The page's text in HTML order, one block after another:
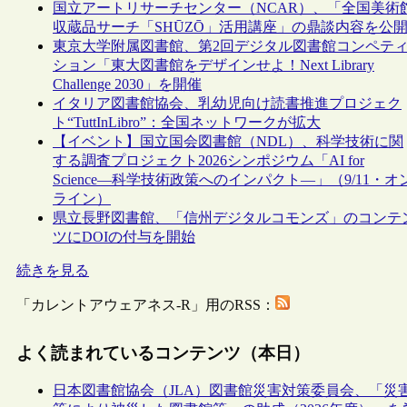
国立アートリサーチセンター（NCAR）、「全国美術
収蔵品サーチ「SHŪZŌ」活用講座」の鼎談内容を公開
東京大学附属図書館、第2回デジタル図書館コンペティ
ション「東大図書館をデザインせよ！Next Library
Challenge 2030」を開催
イタリア図書館協会、乳幼児向け読書推進プロジェク
ト“TuttInLibro”：全国ネットワークが拡大
【イベント】国立国会図書館（NDL）、科学技術に関
する調査プロジェクト2026シンポジウム「AI for
Science―科学技術政策へのインパクト―」（9/11・オ
ライン）
県立長野図書館、「信州デジタルコモンズ」のコンテ
ツにDOIの付与を開始
続きを見る
「カレントアウェアネス-R」用のRSS：
よく読まれているコンテンツ（本日）
日本図書館協会（JLA）図書館災害対策委員会、「災